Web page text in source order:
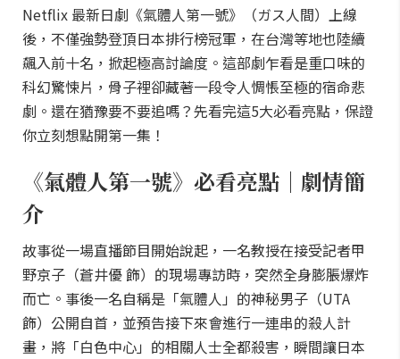
Netflix 最新日劇《氣體人第一號》（ガス人間）上線
後，不僅強勢登頂日本排行榜冠軍，在台灣等地也陸續
飆入前十名，掀起極高討論度。這部劇乍看是重口味的
科幻驚悚片，骨子裡卻藏著一段令人惆悵至極的宿命悲
劇。還在猶豫要不要追嗎？先看完這5大必看亮點，保證
你立刻想點開第一集！
《氣體人第一號》必看亮點｜劇情簡
介
故事從一場直播節目開始說起，一名教授在接受記者甲
野京子（蒼井優 飾）的現場專訪時，突然全身膨脹爆炸
而亡。事後一名自稱是「氣體人」的神秘男子（UTA
飾）公開自首，並預告接下來會進行一連串的殺人計
畫，將「白色中心」的相關人士全都殺害，瞬間讓日本